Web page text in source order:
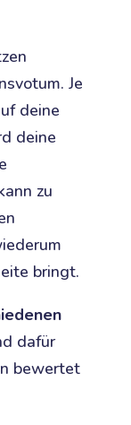
Je
deine
deine
zu
bringt.
dafür
bewertet